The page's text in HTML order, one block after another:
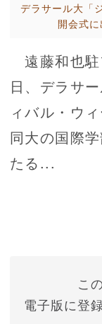
デラサール大「
開会式
遠藤和也駐
日、デラサ
ィバル・ウ
同大の国際
たる...
こ
電子版に登